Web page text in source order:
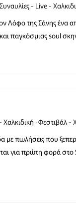
Συναυλίες - Live -
Λόφο της Σάνης ένα
παγκόσμιας soul
Χαλκιδική Φεστιβάλ -
με πωλήσεις που
για πρώτη φορά στο